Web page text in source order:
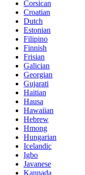
Corsican
Croatian
Dutch
Estonian
Filipino
Finnish
Frisian
Galician
Georgian
Gujarati
Haitian
Hausa
Hawaiian
Hebrew
Hmong
Hungarian
Icelandic
Igbo
Javanese
Kannada